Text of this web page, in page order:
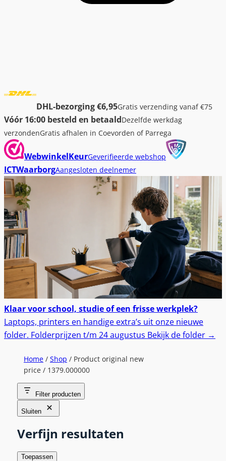
DHL-bezorging €6,95Gratis verzending vanaf €75
Vóór 16:00 besteld en betaaldDezelfde werkdag
verzondenGratis afhalen in Coevorden of Parrega
WebwinkelKeurGeverifieerde webshop
ICTWaarborgAangesloten deelnemer
Klaar voor school, studie of een frisse werkplek?
Laptops, printers en handige extra’s uit onze nieuwe
folder. Folderprijzen t/m 24 augustus Bekijk de folder →
Home / Shop / Product original new
price / 1379.000000
Filter producten
Sluiten
Verfijn resultaten
Toepassen